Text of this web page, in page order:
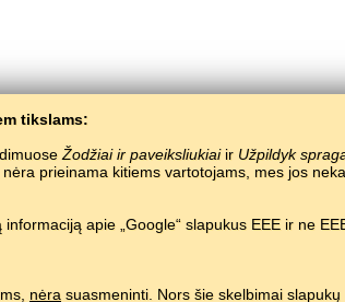
tikslams:
Žodžiai ir paveiksliukiaiir Užpildyk
prieinama kitiems vartotojams, mes jos
apie „Google“ slapukus EEE ir ne
nėra suasmeninti. Nors šie skelbimai
ir paveiksliukai/
Kinų kalba paveiksliukuose